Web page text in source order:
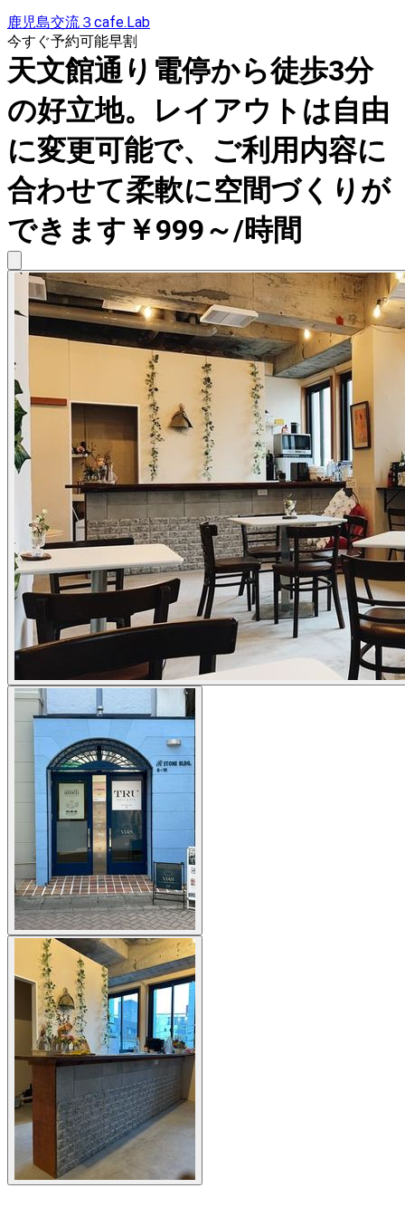
鹿児島交流３cafe.Lab
今すぐ予約可能早割
天文館通り電停から徒歩3分
の好立地。レイアウトは自由
に変更可能で、ご利用内容に
合わせて柔軟に空間づくりが
できます￥999～/時間